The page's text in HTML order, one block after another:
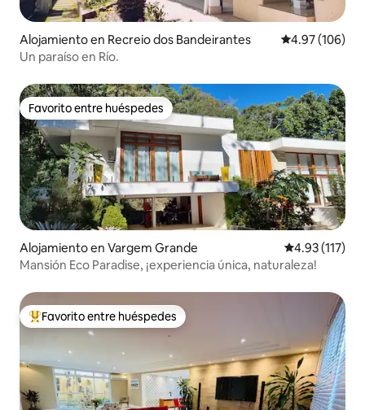
Alojamiento en Recreio dos Bandeirantes Calificación
4.97 (106)
Un paraíso en Río.
Favorito entre huéspedes
Favorito entre huéspedes
Alojamiento en Vargem Grande Calificación
4.93 (117)
Mansión Eco Paradise, ¡experiencia única, naturaleza!
Favorito entre huéspedes preferido
Favorito entre huéspedes